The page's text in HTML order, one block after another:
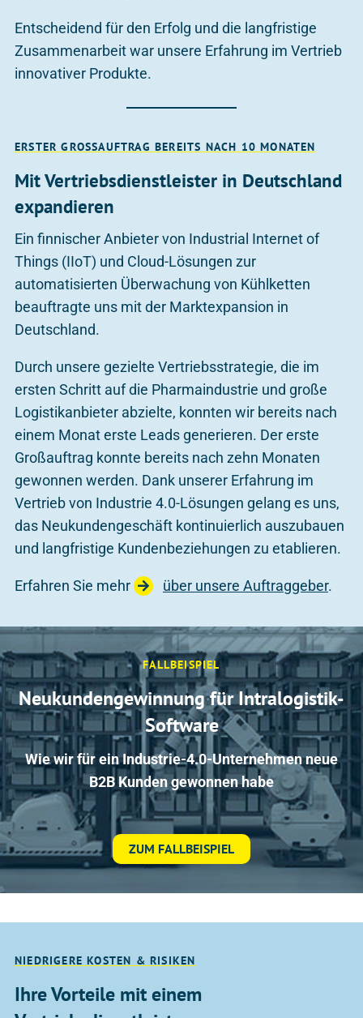
ERSTER GROSSAUFTRAG BEREITS NACH 10 MONATEN
Mit Vertriebsdienstleister in Deutschland
expandieren
Ein finnischer Anbieter von Industrial Internet of
Things (IIoT) und Cloud-Lösungen zur
automatisierten Überwachung von Kühlketten
beauftragte uns mit der Marktexpansion in
Deutschland.
Durch unsere gezielte Vertriebsstrategie, die im
ersten Schritt auf die Pharmaindustrie und große
Logistikanbieter abzielte, konnten wir bereits nach
einem Monat erste Leads generieren. Der erste
Großauftrag konnte bereits nach zehn Monaten
gewonnen werden. Dank unserer Erfahrung im
Vertrieb von Industrie 4.0-Lösungen gelang es uns,
das Neukundengeschäft kontinuierlich auszubauen
und langfristige Kundenbeziehungen zu etablieren.
Erfahren Sie mehr über unsere Auftraggeber.
FALLBEISPIEL
Neukundengewinnung für Intralogistik-
Software
Wie wir für ein Industrie-4.0-Unternehmen neue
B2B Kunden gewonnen habe
ZUM FALLBEISPIEL
Entscheidend für den Erfolg und die langfristige
Zusammenarbeit war unsere Erfahrung im Vertrieb
innovativer Produkte.
NIEDRIGERE KOSTEN & RISIKEN
Ihre Vorteile mit einem